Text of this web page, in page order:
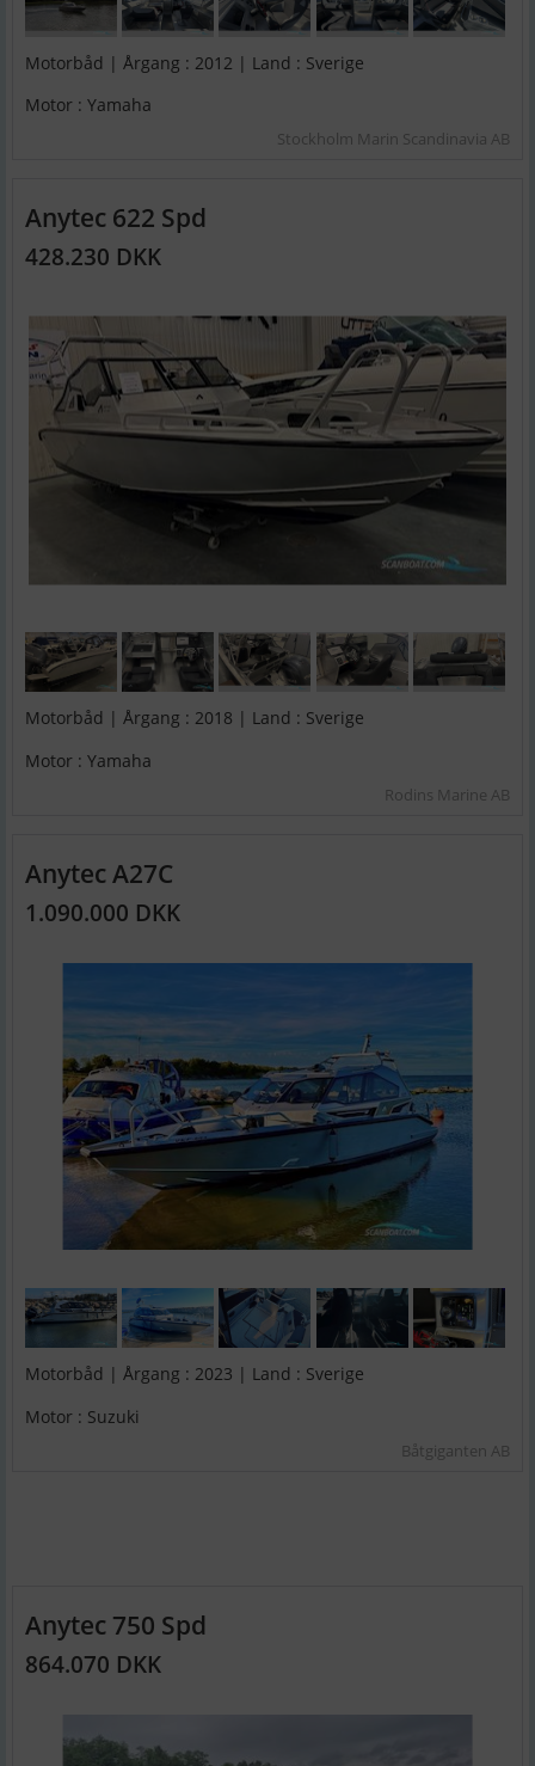
Motorbåd | Årgang : 2012 | Land : Sverige
Motor : Yamaha
Stockholm Marin Scandinavia AB
Anytec 622 Spd
428.230 DKK
Motorbåd | Årgang : 2018 | Land : Sverige
Motor : Yamaha
Rodins Marine AB
Anytec A27C
1.090.000 DKK
Motorbåd | Årgang : 2023 | Land : Sverige
Motor : Suzuki
Båtgiganten AB
Anytec 750 Spd
864.070 DKK